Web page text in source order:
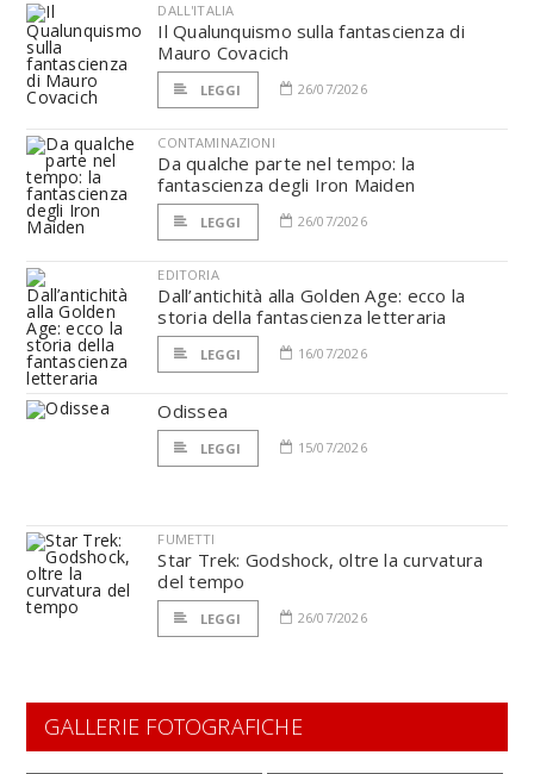
DALL'ITALIA
Il Qualunquismo sulla fantascienza di
Mauro Covacich
LEGGI 26/07/2026
CONTAMINAZIONI
Da qualche parte nel tempo: la
fantascienza degli Iron Maiden
LEGGI 26/07/2026
EDITORIA
Dall’antichità alla Golden Age: ecco la
storia della fantascienza letteraria
LEGGI 16/07/2026
Odissea
LEGGI 15/07/2026
FUMETTI
Star Trek: Godshock, oltre la curvatura
del tempo
LEGGI 26/07/2026
GALLERIE FOTOGRAFICHE